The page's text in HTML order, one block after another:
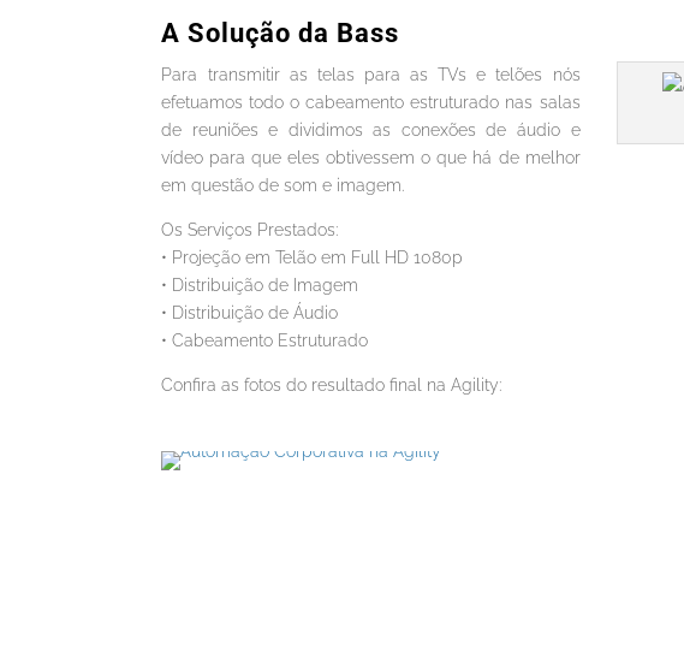
A Solução da Bass
Para transmitir as telas para as TVs e telões nós
efetuamos todo o cabeamento estruturado nas salas
de reuniões e dividimos as conexões de áudio e
vídeo para que eles obtivessem o que há de melhor
em questão de som e imagem.
Os Serviços Prestados:
• Projeção em Telão em Full HD 1080p
• Distribuição de Imagem
• Distribuição de Áudio
• Cabeamento Estruturado
Confira as fotos do resultado final na Agility: